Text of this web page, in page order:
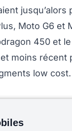
Moto G6 et
450 et
moins
low cost.